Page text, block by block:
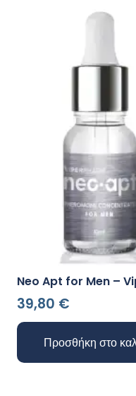
Neo Apt for Men –
39,80 €
Προσθήκη στο